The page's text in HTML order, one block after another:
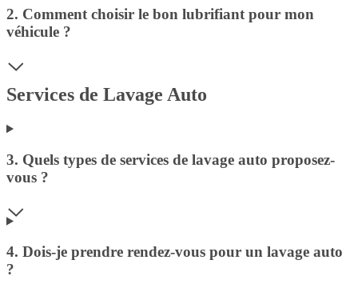
2. Comment choisir le bon lubrifiant pour mon
véhicule ?
Services de Lavage Auto
3. Quels types de services de lavage auto proposez-
vous ?
4. Dois-je prendre rendez-vous pour un lavage auto
?